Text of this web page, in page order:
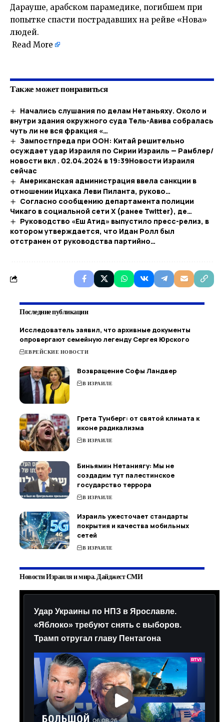
Дарауше, арабском парамедике, погибшем при
попытке спасти пострадавших на рейве «Нова»
людей.
Read More
Также может понравиться
Начались слушания по делам Нетаньяху. Около и
внутри здания окружного суда Тель-Авива собралась
чуть ли не вся фракция «…
Зампостпреда при ООН: Китай решительно
осуждает удар Израиля по Сирии Израиль — Рамблер/
новости вкл . 02.04.2024 в 19:39​Новости Израиля
сейчас
Американская администрация ввела санкции в
отношении Ицхака Леви Пиланта, руково…
Согласно сообщению департамента полиции
Чикаго в социальной сети X (ранее Twitter), де…
Руководство «Еш Атид» выпустило пресс-релиз, в
котором утверждается, что Идан Ролл был
отстранен от руководства партийно…
Последние публикации
Исследователь заявил, что архивные документы
опровергают семейную легенду Сергея Юрского
ЕВРЕЙСКИЕ НОВОСТИ
Возвращение Софы Ландвер
В ИЗРАИЛЕ
Грета Тунберг: от святой климата к
иконе радикализма
В ИЗРАИЛЕ
Биньямин Нетаниягу: Мы не
создадим тут палестинское
государство террора
В ИЗРАИЛЕ
Израиль ужесточает стандарты
покрытия и качества мобильных
сетей
В ИЗРАИЛЕ
Новости Израиля и мира. Дайджест СМИ